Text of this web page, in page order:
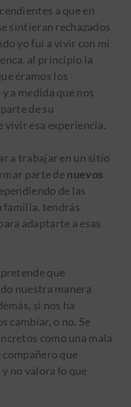
a que en
sintieran rechazados
yo fui a vivir con mi
al principio la
éramos los
a medida que nos
de su
vivir esa experiencia.
a trabajar en un sitio
parte denuevos
de las
familia, tendrás
adaptarte a esas
que
nuestra manera
si nos ha
cambiar, o no. Se
como una mala
compañero que
no valora lo que